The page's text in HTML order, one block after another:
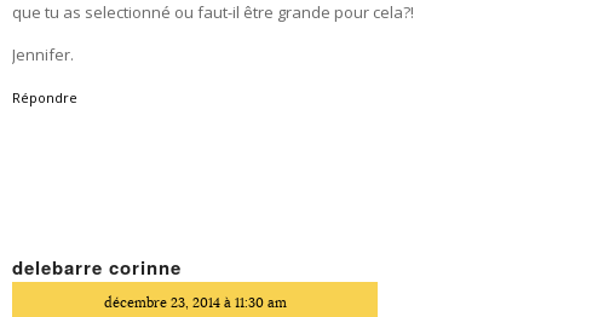
que tu as selectionné ou faut-il être grande pour cela?!
Jennifer.
Répondre
delebarre corinne
décembre 23, 2014 à 11:30 am